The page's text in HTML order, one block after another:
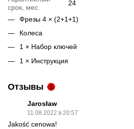
срок, мес.
24
Фрезы 4 × (2+1+1)
Колеса
1 × Набор ключей
1 × Инструкция
Отзывы 1
Jarosław
11.08.2022 в 20:57
Jakość cenowa!